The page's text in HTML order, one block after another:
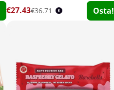
€27.43€36.71 Osta!